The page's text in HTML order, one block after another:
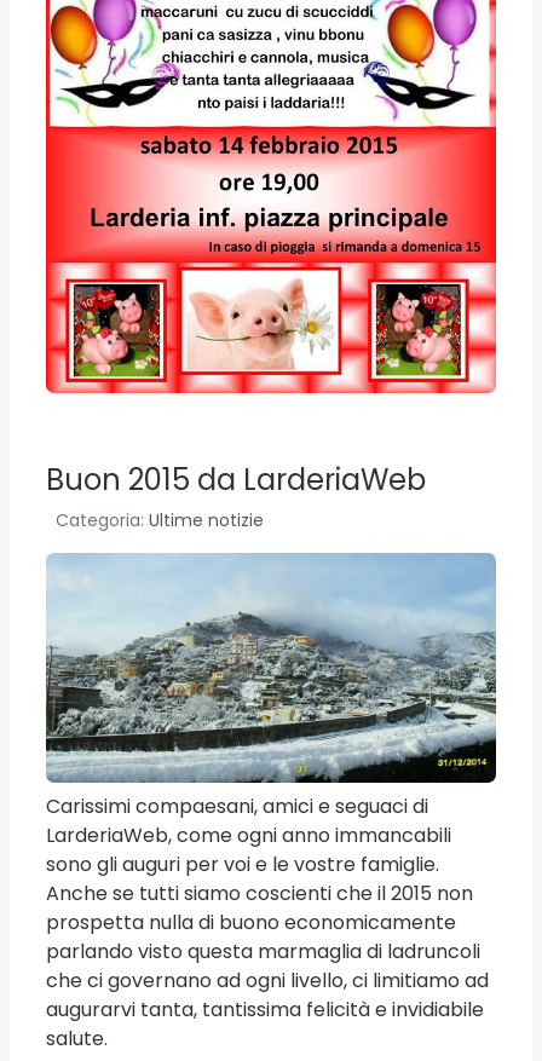
Buon 2015 da LarderiaWeb
Categoria: Ultime notizie
Carissimi compaesani, amici e seguaci di
LarderiaWeb, come ogni anno immancabili
sono gli auguri per voi e le vostre famiglie.
Anche se tutti siamo coscienti che il 2015 non
prospetta nulla di buono economicamente
parlando visto questa marmaglia di ladruncoli
che ci governano ad ogni livello, ci limitiamo ad
augurarvi tanta, tantissima felicità e invidiabile
salute.